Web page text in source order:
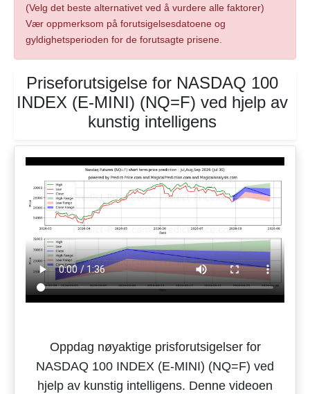
(Velg det beste alternativet ved å vurdere alle faktorer)
Vær oppmerksom på forutsigelsesdatoene og
gyldighetsperioden for de forutsagte prisene.
Priseforutsigelse for NASDAQ 100
INDEX (E-MINI) (NQ=F) ved hjelp av
kunstig intelligens
Oppdag nøyaktige prisforutsigelser for
NASDAQ 100 INDEX (E-MINI) (NQ=F) ved
hjelp av kunstig intelligens. Denne videoen